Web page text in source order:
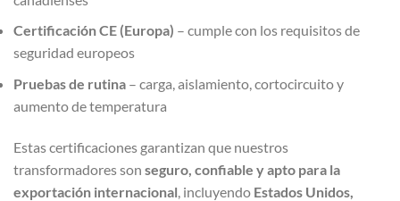
Certificación CE (Europa) – cumple con los requisitos de
seguridad europeos
Pruebas de rutina – carga, aislamiento, cortocircuito y
aumento de temperatura
Estas certificaciones garantizan que nuestros
transformadores son seguro, confiable y apto para la
exportación internacional , incluyendo Estados Unidos,